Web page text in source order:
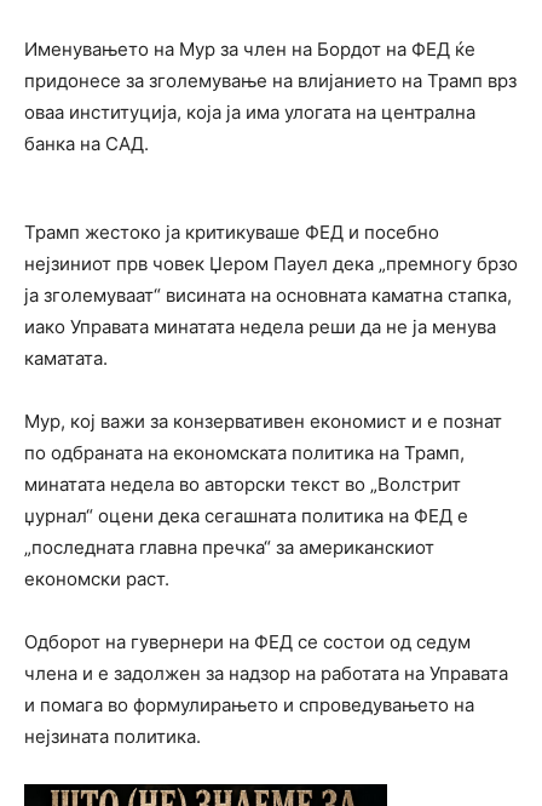
Именувањето на Мур за член на Бордот на ФЕД ќе
придонесе за зголемување на влијанието на Трамп врз
оваа институција, која ја има улогата на централна
банка на САД.
Трамп жестоко ја критикуваше ФЕД и посебно
нејзиниот прв човек Џером Пауел дека „премногу брзо
ја зголемуваат“ висината на основната каматна стапка,
иако Управата минатата недела реши да не ја менува
каматата.
Мур, кој важи за конзервативен економист и е познат
по одбраната на економската политика на Трамп,
минатата недела во авторски текст во „Волстрит
џурнал“ оцени дека сегашната политика на ФЕД е
„последната главна пречка“ за американскиот
економски раст.
Одборот на гувернери на ФЕД се состои од седум
члена и е задолжен за надзор на работата на Управата
и помага во формулирањето и спроведувањето на
нејзината политика.